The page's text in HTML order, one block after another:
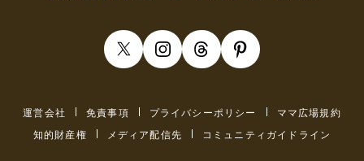
運営会社 免責事項 プライバシーポリシー
ママ広場規約
知的財産権
メディア配信先 コミュニティガイドライン